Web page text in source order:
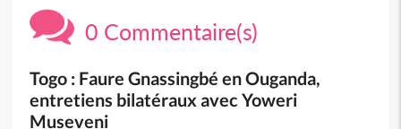
0 Commentaire(s)
Togo : Faure Gnassingbé en Ouganda,
entretiens bilatéraux avec Yoweri
Museveni